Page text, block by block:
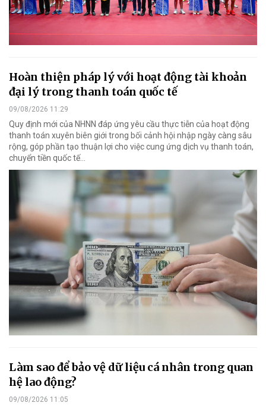
Hoàn thiện pháp lý với hoạt động tài khoản
đại lý trong thanh toán quốc tế
09/08/2026 11:29
Quy định mới của NHNN đáp ứng yêu cầu thực tiễn của hoạt động
thanh toán xuyên biên giới trong bối cảnh hội nhập ngày càng sâu
rộng, góp phần tạo thuận lợi cho việc cung ứng dịch vụ thanh toán,
chuyển tiền quốc tế...
Làm sao để bảo vệ dữ liệu cá nhân trong quan
hệ lao động?
09/08/2026 11:05